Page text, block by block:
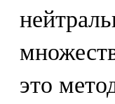
это